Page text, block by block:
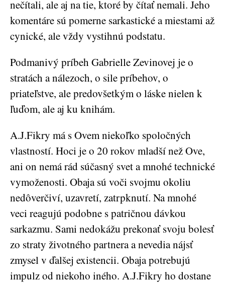
nečítali, ale aj na tie, ktoré by čítať nemali. Jeho
komentáre sú pomerne sarkastické a miestami až
cynické, ale vždy vystihnú podstatu.
Podmanivý príbeh Gabrielle Zevinovej je o
stratách a nálezoch, o sile príbehov, o
priateľstve, ale predovšetkým o láske nielen k
ľuďom, ale aj ku knihám.
A.J.Fikry má s Ovem niekoľko spoločných
vlastností. Hoci je o 20 rokov mladší než Ove,
ani on nemá rád súčasný svet a mnohé technické
vymoženosti. Obaja sú voči svojmu okoliu
nedôverčiví, uzavretí, zatrpknutí. Na mnohé
veci reagujú podobne s patričnou dávkou
sarkazmu. Sami nedokážu prekonať svoju bolesť
zo straty životného partnera a nevedia nájsť
zmysel v ďalšej existencii. Obaja potrebujú
impulz od niekoho iného. A.J.Fikry ho dostane